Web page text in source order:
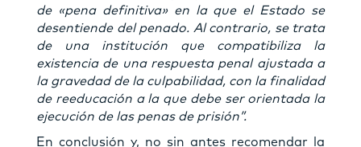
de «pena definitiva» en la que el Estado se
desentiende del penado. Al contrario, se trata
de una institución que compatibiliza la
existencia de una respuesta penal ajustada a
la gravedad de la culpabilidad, con la finalidad
de reeducación a la que debe ser orientada la
ejecución de las penas de prisión”.
En conclusión y, no sin antes recomendar la